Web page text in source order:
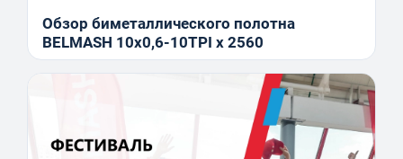
Обзор биметаллического полотна
BELMASH 10x0,6-10TPI x 2560